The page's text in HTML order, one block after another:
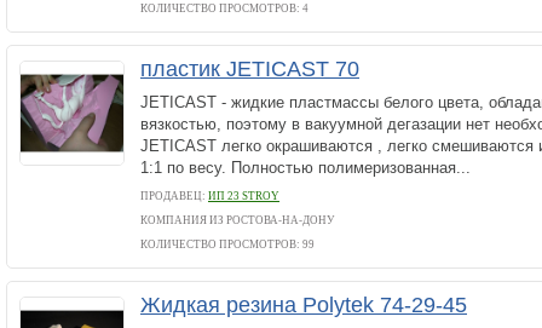
КОЛИЧЕСТВО ПРОСМОТРОВ: 4
пластик JETICAST 70
JETICAST - жидкие пластмассы белого цвета,
вязкостью, поэтому в вакуумной дегазации нет
JETICAST легко окрашиваются , легко смешиваются
1:1 по весу. Полностью полимеризованная...
ПРОДАВЕЦ: ИП 23 STROY
КОМПАНИЯ ИЗ РОСТОВА-НА-ДОНУ
КОЛИЧЕСТВО ПРОСМОТРОВ: 99
Жидкая резина Polytek 74-29-45